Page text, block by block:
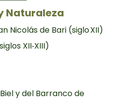
Naturaleza
Nicolás de Bari (siglo XII)
XII‑XIII)
y del Barranco de